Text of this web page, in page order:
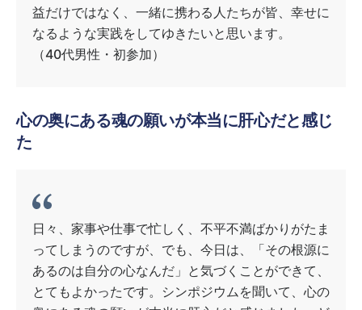
益だけではなく、一緒に携わる人たちが皆、幸せに
なるような実践をしてゆきたいと思います。
（40代男性・初参加）
心の奥にある魂の願いが本当に肝心だと感じ
た
日々、家事や仕事で忙しく、不平不満ばかりがたま
ってしまうのですが、でも、今日は、「その根源に
あるのは自分の心なんだ」と気づくことができて、
とてもよかったです。シンポジウムを聞いて、心の